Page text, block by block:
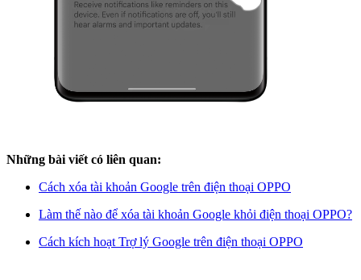
Những bài viết có liên quan:
Cách xóa tài khoản Google trên điện thoại OPPO
Làm thế nào để xóa tài khoản Google khỏi điện thoại OPPO?
Cách kích hoạt Trợ lý Google trên điện thoại OPPO